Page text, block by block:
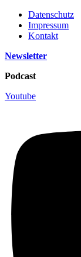
Datenschutz
Impressum
Kontakt
Newsletter
Podcast
Youtube